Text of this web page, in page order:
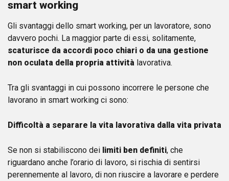
smart working
Gli svantaggi dello smart working, per un lavoratore, sono
davvero pochi. La maggior parte di essi, solitamente,
scaturisce da accordi poco chiari o da una gestione
non oculata della propria attività lavorativa.
Tra gli svantaggi in cui possono incorrere le persone che
lavorano in smart working ci sono:
Difficoltà a separare la vita lavorativa dalla vita privata
Se non si stabiliscono dei limiti ben definiti, che
riguardano anche l’orario di lavoro, si rischia di sentirsi
perennemente al lavoro, di non riuscire a lavorare e perdere